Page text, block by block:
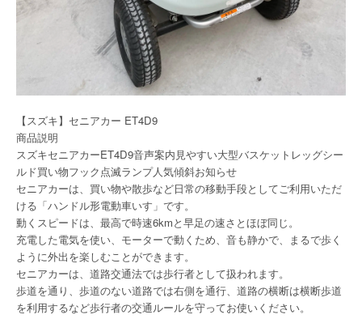
【スズキ】セニアカー ET4D9
商品説明
スズキセニアカーET4D9音声案内見やすい大型バスケットレッグシー
ルド買い物フック点滅ランプ人気傾斜お知らせ
セニアカーは、買い物や散歩など日常の移動手段としてご利用いただ
ける「ハンドル形電動車いす」です。
動くスピードは、最高で時速6kmと早足の速さとほぼ同じ。
充電した電気を使い、モーターで動くため、音も静かで、まるで歩く
ように外出を楽しむことができます。
セニアカーは、道路交通法では歩行者として扱われます。
歩道を通り、歩道のない道路では右側を通行、道路の横断は横断歩道
を利用するなど歩行者の交通ルールを守ってお使いください。